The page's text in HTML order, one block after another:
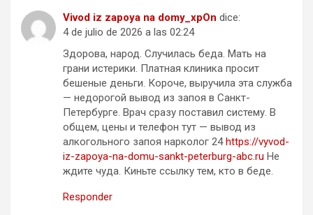
Vivod iz zapoya na domy_xpOn dice:
4 de julio de 2026 a las 02:24
Здорова, народ. Случилась беда. Мать на
грани истерики. Платная клиника просит
бешеные деньги. Короче, выручила эта служба
— недорогой вывод из запоя в Санкт-
Петербурге. Врач сразу поставил систему. В
общем, цены и телефон тут — вывод из
алкогольного запоя нарколог 24 https://vyvod-
iz-zapoya-na-domu-sankt-peterburg-abc.ru Не
ждите чуда. Киньте ссылку тем, кто в беде.
Responder